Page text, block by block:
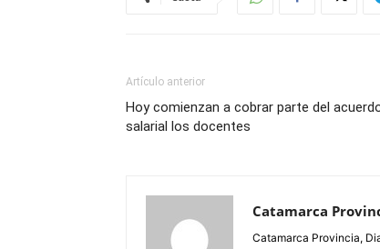
Artículo anterior
Hoy comienzan a cobrar parte del
salarial los docentes
Catamarca
Catamarca Provincia,